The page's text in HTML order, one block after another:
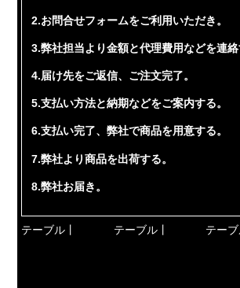
2.お問合せフォームをご利用いただき。
3.弊社担当より金額と代理費用などを連絡
4.届け先をご返信、ご注文完了。
5.支払い方法と納期などをご案内する。
6.支払い完了、弊社で商品を用意する。
7.弊社より商品を出荷する。
8.弊社お届き。
テーブル丨 テーブル丨 テーブ